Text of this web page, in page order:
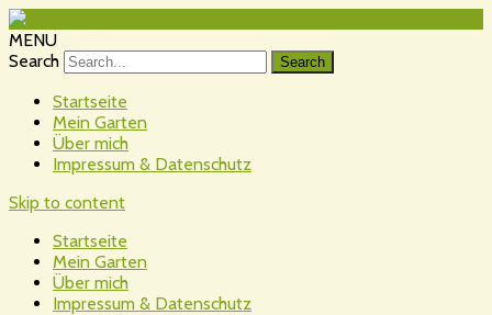
MENU
Search
Startseite
Mein Garten
Über mich
Impressum & Datenschutz
Skip to content
Startseite
Mein Garten
Über mich
Impressum & Datenschutz